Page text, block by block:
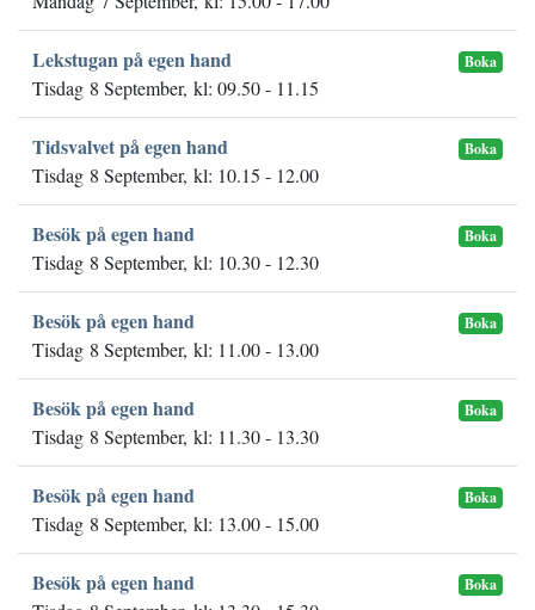
Lekstugan på egen hand Boka
Tisdag 8 September, kl: 09.50 - 11.15
Tidsvalvet på egen hand Boka
Tisdag 8 September, kl: 10.15 - 12.00
Besök på egen hand Boka
Tisdag 8 September, kl: 10.30 - 12.30
Besök på egen hand Boka
Tisdag 8 September, kl: 11.00 - 13.00
Besök på egen hand Boka
Tisdag 8 September, kl: 11.30 - 13.30
Besök på egen hand Boka
Tisdag 8 September, kl: 13.00 - 15.00
Besök på egen hand Boka